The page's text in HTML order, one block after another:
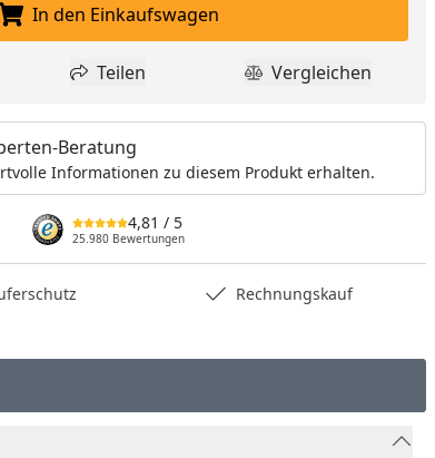
In den Einkaufswagen legen
In den Einkaufswagen
Wunschliste hinzufügen
Teilen
Teilen Produkt
Vergleichen
Beratung
Informationen zu diesem Produkt erhalten.
4,81 / 5
25.980 Bewertungen
Rechnungskauf